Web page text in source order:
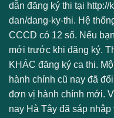
dẫn đăng ký thi tại
dan/dang-ky-thi. Hệ
CCCD có 12 số. Nếu
mới trước khi đăng ký.
KHÁC đăng ký ca thi.
hành chính cũ nay đã
đơn vị hành chính mới.
nay Hà Tây đã sáp